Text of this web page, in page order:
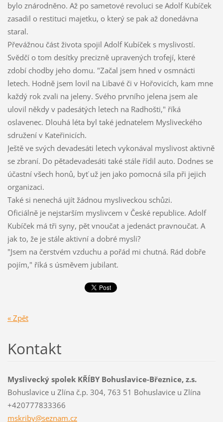
bylo znárodněno. Až po sametové revoluci se Adolf Kubíček
zasadil o restituci majetku, o který se pak až donedávna
staral.
Převážnou část života spojil Adolf Kubíček s myslivostí.
Svědčí o tom desítky precizně upravených trofejí, které
zdobí chodby jeho domu. "Začal jsem hned v osmnácti
letech. Hodně jsem lovil na Libavé či v Hořovicích, kam mne
každý rok zvali na jeleny. Svého prvního jelena jsem ale
ulovil někdy v padesátých letech na Radhošti," říká
oslavenec. Dlouhá léta byl také jednatelem Mysliveckého
sdružení v Kateřinicích.
Ještě ve svých devadesáti letech vykonával myslivost aktivně
se zbraní. Do pětadevadesáti také stále řídil auto. Dodnes se
účastní všech honů, byť už jen jako pomocná síla při jejich
organizaci.
Také si nenechá ujít žádnou mysliveckou schůzi.
Oficiálně je nejstarším myslivcem v České republice. Adolf
Kubíček má tři syny, pět vnoučat a jedenáct pravnoučat. A
jak to, že je stále aktivní a dobré mysli?
"Jsem na čerstvém vzduchu a pořád mi chutná. Rád dobře
pojím," říká s úsměvem jubilant.
« Zpět
Kontakt
Myslivecký spolek KŘÍBY Bohuslavice-Březnice, z.s.
Bohuslavice u Zlína č.p. 304, 763 51 Bohuslavice u Zlína
+420777833366
mskriby@seznam.cz